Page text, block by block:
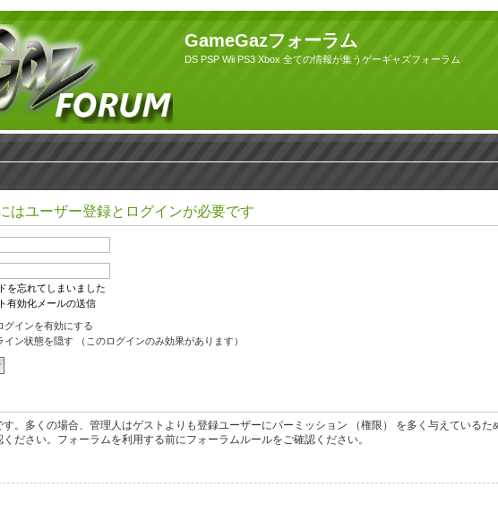
GameGazフォーラム
DS PSP Wii PS3 Xbox 全ての情報が集うゲーギャズフォーラム
はユーザー登録とログインが必要です
を忘れてしまいました
有効化メールの送信
グインを有効にする
イン状態を隠す （このログインのみ効果があります）
。多くの場合、管理人はゲストよりも登録ユーザーにパーミッション （権限） を多く与えている
ださい。フォーラムを利用する前にフォーラムルールをご確認ください。